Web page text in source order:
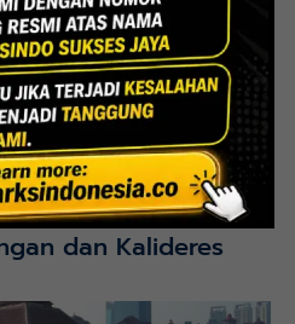
dan Kalideres